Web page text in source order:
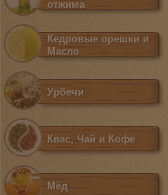
отжима
Кедровые орешки и
Масло
Урбечи
Квас, Чай и Кофе
Мёд